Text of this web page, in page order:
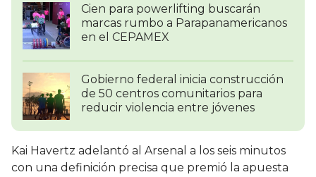
Cien para powerlifting buscarán
marcas rumbo a Parapanamericanos
en el CEPAMEX
Gobierno federal inicia construcción
de 50 centros comunitarios para
reducir violencia entre jóvenes
Kai Havertz adelantó al Arsenal a los seis minutos
con una definición precisa que premió la apuesta